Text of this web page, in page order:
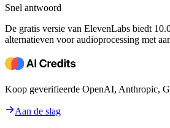
Snel antwoord
De gratis versie van ElevenLabs biedt
alternatieven voor audioprocessing met
Koop geverifieerde OpenAI, Anthropic,
Aan de slag